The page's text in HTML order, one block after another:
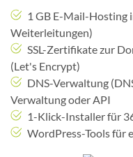
1 GB E-Mail-Hosting
Weiterleitungen)
SSL-Zertifikate zur
(Let's Encrypt)
DNS-Verwaltung
Verwaltung oder API
1-Klick-Installer für
WordPress-Tools für